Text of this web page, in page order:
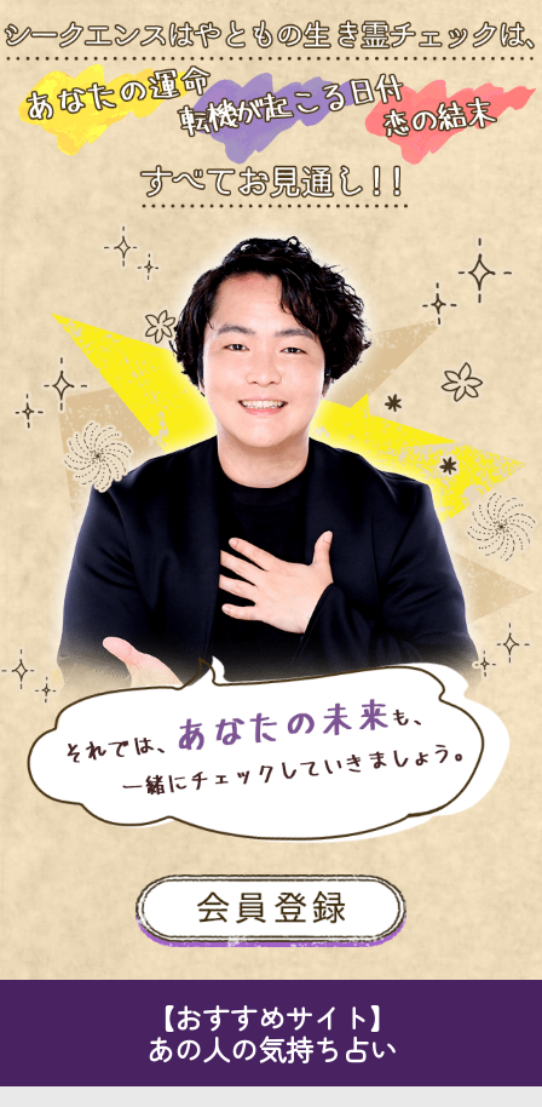
【おすすめサイト】
あの人の気持ち占い